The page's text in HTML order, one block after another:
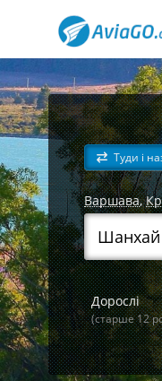
Туди і
Варшава,
Дорослі
(старше 12